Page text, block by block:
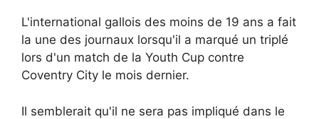
L'international gallois des moins de 19 ans a fait
la une des journaux lorsqu'il a marqué un triplé
lors d'un match de la Youth Cup contre
Coventry City le mois dernier.
Il semblerait qu'il ne sera pas impliqué dans le